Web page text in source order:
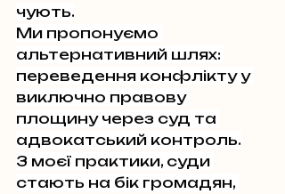
чують.
Ми пропонуємо
альтернативний шлях:
переведення конфлікту у
виключно правову
площину через суд та
адвокатський контроль.
З моєї практики, суди
стають на бік громадян,